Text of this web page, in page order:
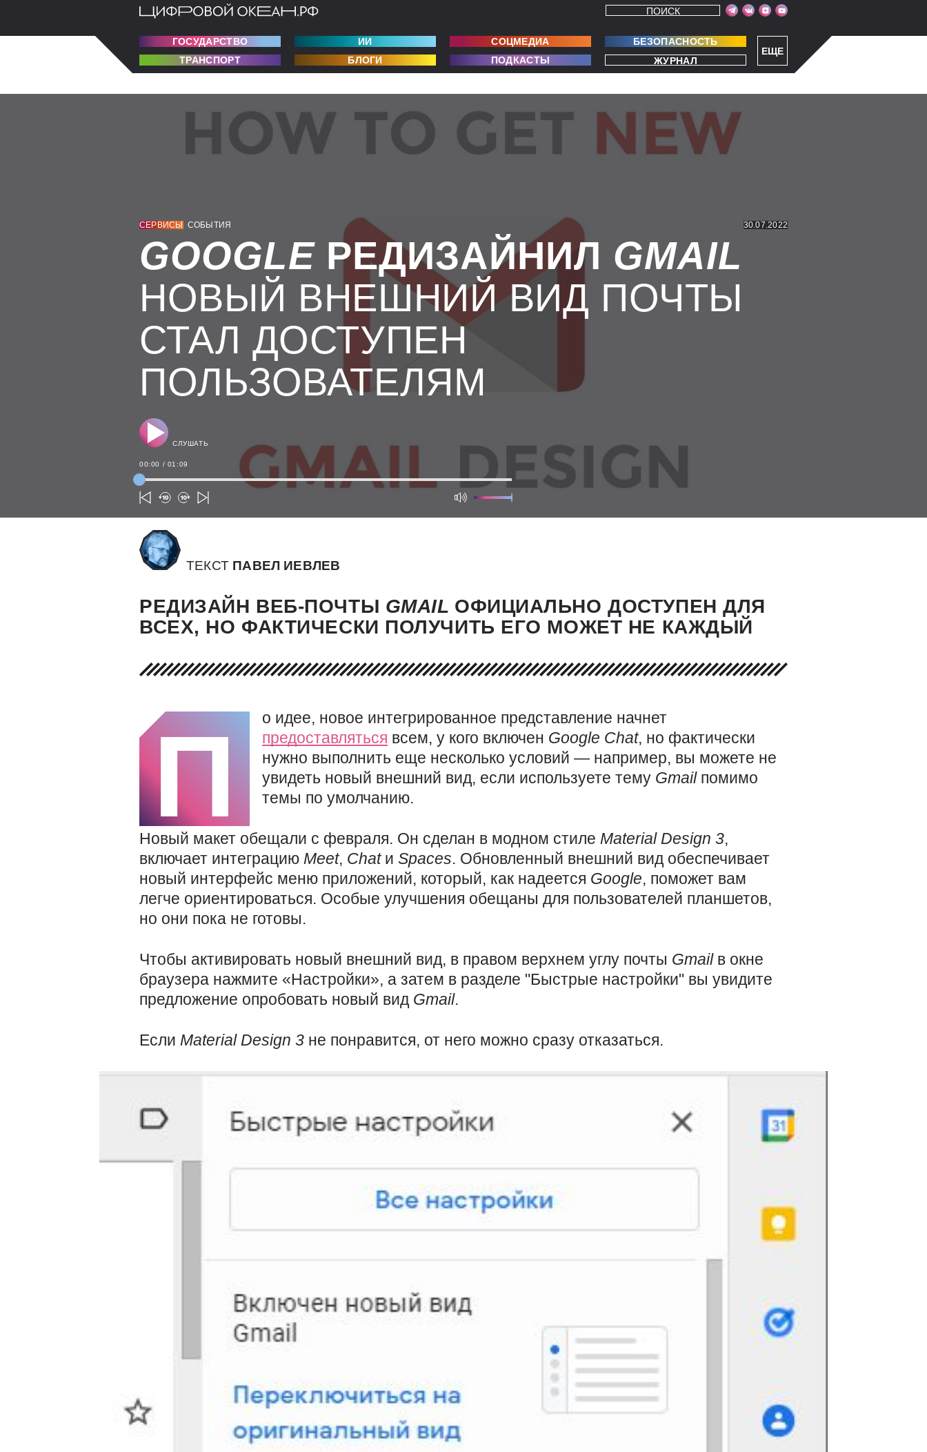
ЕЩЕ
ПОИСК
ГОСУДАРСТВО ИИ СОЦМЕДИА
БЕЗОПАСНОСТЬ
ТРАНСПОРТ
БЛОГИ ПОДКАСТЫ ЖУРНАЛ
СЕРВИСЫ СОБЫТИЯ 30.07.2022
GOOGLE РЕДИЗАЙНИЛ GMAIL
НОВЫЙ ВНЕШНИЙ ВИД ПОЧТЫ
СТАЛ ДОСТУПЕН
ПОЛЬЗОВАТЕЛЯМ
СЛУШАТЬ
00:00 / 01:09
ТЕКСТ ПАВЕЛ ИЕВЛЕВ
РЕДИЗАЙН ВЕБ-ПОЧТЫ GMAIL ОФИЦИАЛЬНО ДОСТУПЕН ДЛЯ
ВСЕХ, НО ФАКТИЧЕСКИ ПОЛУЧИТЬ ЕГО МОЖЕТ НЕ КАЖДЫЙ
П
о идее, новое интегрированное представление начнет
предоставляться всем, у кого включен Google Chat, но фактически
нужно выполнить еще несколько условий — например, вы можете не
увидеть новый внешний вид, если используете тему Gmail помимо
темы по умолчанию.
Новый макет обещали с февраля. Он сделан в модном стиле Material Design 3,
включает интеграцию Meet, Chat и Spaces. Обновленный внешний вид обеспечивает
новый интерфейс меню приложений, который, как надеется Google, поможет вам
легче ориентироваться. Особые улучшения обещаны для пользователей планшетов,
но они пока не готовы.
Чтобы активировать новый внешний вид, в правом верхнем углу почты Gmail в окне
браузера нажмите «Настройки», а затем в разделе "Быстрые настройки" вы увидите
предложение опробовать новый вид Gmail.
Если Material Design 3 не понравится, от него можно сразу отказаться.